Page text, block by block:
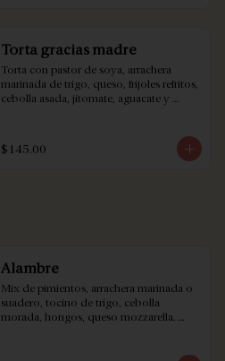
Torta gracias madre
Torta con pastor de soya, arrachera
marinada de trigo, queso, frijoles refritos,
cebolla asada, jitomate, aguacate y
$145.00
Alambre
Mix de pimientos, arrachera marinada o
suadero, tocino de trigo, cebolla
morada, hongos, queso mozzarella.